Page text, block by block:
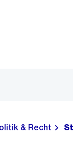
& Recht